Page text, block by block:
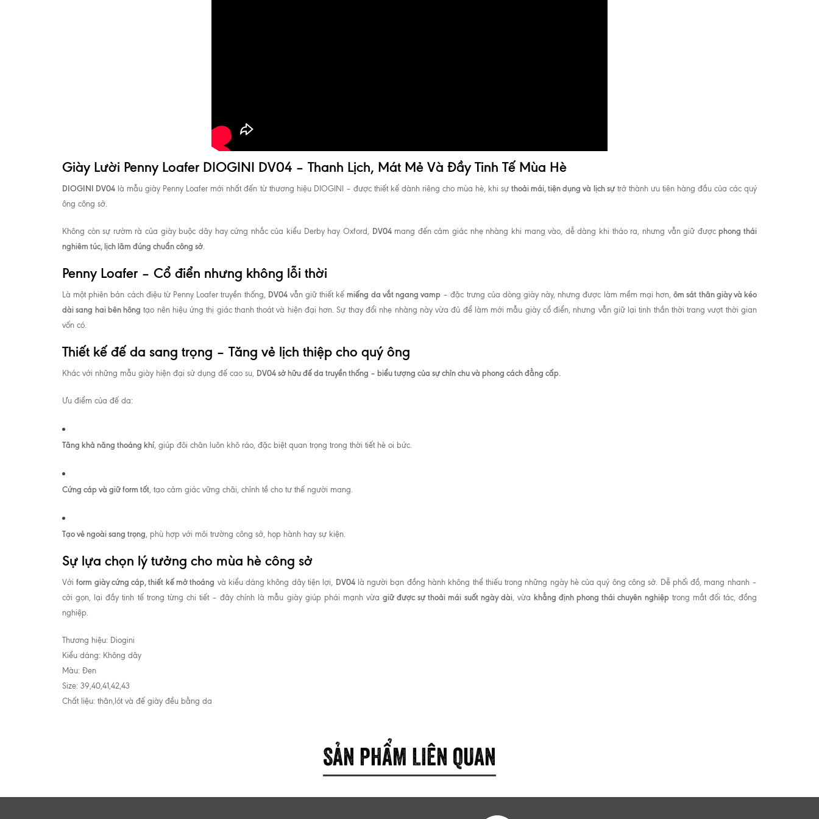
Giày Lười Penny Loafer DIOGINI DV04 – Thanh Lịch, Mát Mẻ Và Đầy Tinh Tế Mùa Hè
DIOGINI DV04 là mẫu giày Penny Loafer mới nhất đến từ thương hiệu DIOGINI – được thiết kế dành riêng cho mùa hè, khi sựthoải mái, tiện dụng và lịch sựtrở thành ưu tiên hàng đầu của các quý
ông công sở.
Không còn sự rườm rà của giày buộc dây hay cứng nhắc của kiểu Derby hay Oxford, DV04mang đến cảm giác nhẹ nhàng khi mang vào, dễ dàng khi tháo ra, nhưng vẫn giữ đượcphong thái
nghiêm túc, lịch lãm đúng chuẩn công sở.
Penny Loafer – Cổ điển nhưng không lỗi thời
Là một phiên bản cách điệu từ Penny Loafer truyền thống, DV04vẫn giữ thiết kếmiếng da vắt ngang vamp – đặc trưng của dòng giày này, nhưng được làm mềm mại hơn,ôm sát thân giày và kéo
dài sang hai bên hông tạo nên hiệu ứng thị giác thanh thoát và hiện đại hơn. Sự thay đổi nhẹ nhàng này vừa đủ để làm mới mẫu giày cổ điển, nhưng vẫn giữ lại tinh thần thời trang vượt thời gian
vốn có.
Thiết kế đế da sang trọng – Tăng vẻ lịch thiệp cho quý ông
Khác với những mẫu giày hiện đại sử dụng đế cao su, DV04 sở hữu đế da truyền thống – biểu tượng của sự chỉn chu và phong cách đẳng cấp.
Ưu điểm của đế da:
Tăng khả năng thoáng khí, giúp đôi chân luôn khô ráo, đặc biệt quan trọng trong thời tiết hè oi bức.
Cứng cáp và giữ form tốt, tạo cảm giác vững chãi, chỉnh tề cho tư thế người mang.
Tạo vẻ ngoài sang trọng, phù hợp với môi trường công sở, họp hành hay sự kiện.
Sự lựa chọn lý tưởng cho mùa hè công sở
Vớiform giày cứng cáp, thiết kế mở thoáng và kiểu dáng không dây tiện lợi, DV04là người bạn đồng hành không thể thiếu trong những ngày hè của quý ông công sở. Dễ phối đồ, mang nhanh –
cởi gọn, lại đầy tinh tế trong từng chi tiết – đây chính là mẫu giày giúp phái mạnh vừagiữ được sự thoải mái suốt ngày dài, vừa khẳng định phong thái chuyên nghiệptrong mắt đối tác, đồng
nghiệp.
Thương hiệu: Diogini
Kiểu dáng: Không dây
Màu: Đen
Size: 39,40,41,42,43
Chất liệu: thân,lót và đế giày đều bằng da
SẢN PHẨM LIÊN QUAN